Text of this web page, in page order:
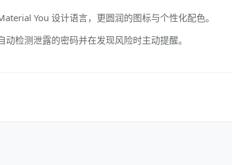
You 设计语言，更圆润的图标与个性化配色。
动检测泄露的密码并在发现风险时主动提醒。